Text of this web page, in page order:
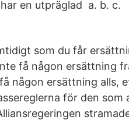
en utpräglad a. b. c.
som du får
få någon ersättning
någon ersättning alls,
för den